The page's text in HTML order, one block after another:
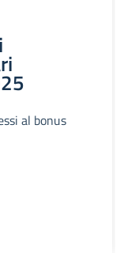
al bonus